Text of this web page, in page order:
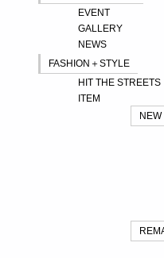
EVENT
GALLERY
NEWS
FASHION＋STYLE
HIT THE STREETS
ITEM
NEW